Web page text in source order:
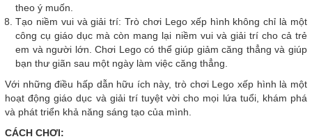
theo ý muốn.
Tạo niềm vui và giải trí: Trò chơi Lego xếp hình không chỉ là một
công cụ giáo dục mà còn mang lại niềm vui và giải trí cho cả trẻ
em và người lớn. Chơi Lego có thể giúp giảm căng thẳng và giúp
bạn thư giãn sau một ngày làm việc căng thẳng.
Với những điều hấp dẫn hữu ích này, trò chơi Lego xếp hình là một
hoạt động giáo dục và giải trí tuyệt vời cho mọi lứa tuổi, khám phá
và phát triển khả năng sáng tạo của mình.
CÁCH CHƠI: